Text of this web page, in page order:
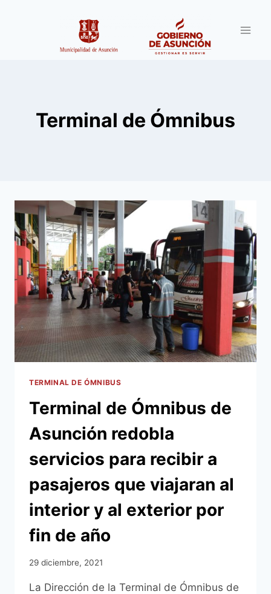
Terminal de Ómnibus
TERMINAL DE ÓMNIBUS
Terminal de Ómnibus de
Asunción redobla
servicios para recibir a
pasajeros que viajaran al
interior y al exterior por
fin de año
29 diciembre, 2021
La Dirección de la Terminal de Ómnibus de